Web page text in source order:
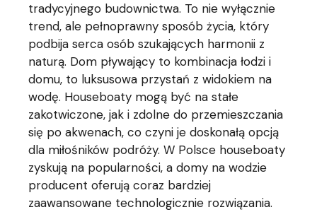
tradycyjnego budownictwa. To nie wyłącznie
trend, ale pełnoprawny sposób życia, który
podbija serca osób szukających harmonii z
naturą. Dom pływający to kombinacja łodzi i
domu, to luksusowa przystań z widokiem na
wodę. Houseboaty mogą być na stałe
zakotwiczone, jak i zdolne do przemieszczania
się po akwenach, co czyni je doskonałą opcją
dla miłośników podróży. W Polsce houseboaty
zyskują na popularności, a domy na wodzie
producent oferują coraz bardziej
zaawansowane technologicznie rozwiązania.